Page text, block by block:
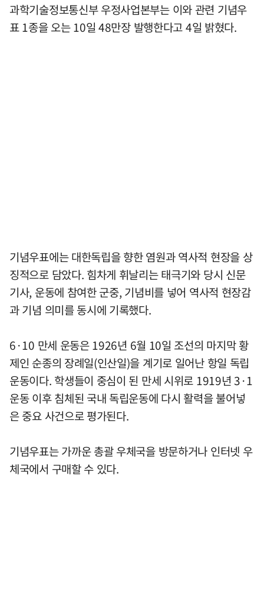
과학기술정보통신부 우정사업본부는 이와 관련 기념우
표 1종을 오는 10일 48만장 발행한다고 4일 밝혔다.
기념우표에는 대한독립을 향한 염원과 역사적 현장을 상
징적으로 담았다. 힘차게 휘날리는 태극기와 당시 신문
기사, 운동에 참여한 군중, 기념비를 넣어 역사적 현장감
과 기념 의미를 동시에 기록했다.
6·10 만세 운동은 1926년 6월 10일 조선의 마지막 황
제인 순종의 장례일(인산일)을 계기로 일어난 항일 독립
운동이다. 학생들이 중심이 된 만세 시위로 1919년 3·1
운동 이후 침체된 국내 독립운동에 다시 활력을 불어넣
은 중요 사건으로 평가된다.
기념우표는 가까운 총괄 우체국을 방문하거나 인터넷 우
체국에서 구매할 수 있다.